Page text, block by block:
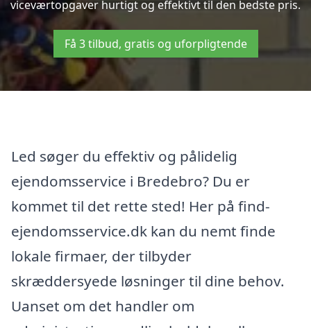
viceværtopgaver hurtigt og effektivt til den bedste pris.
Få 3 tilbud, gratis og uforpligtende
Led søger du effektiv og pålidelig
ejendomsservice i Bredebro? Du er
kommet til det rette sted! Her på find-
ejendomsservice.dk kan du nemt finde
lokale firmaer, der tilbyder
skræddersyede løsninger til dine behov.
Uanset om det handler om